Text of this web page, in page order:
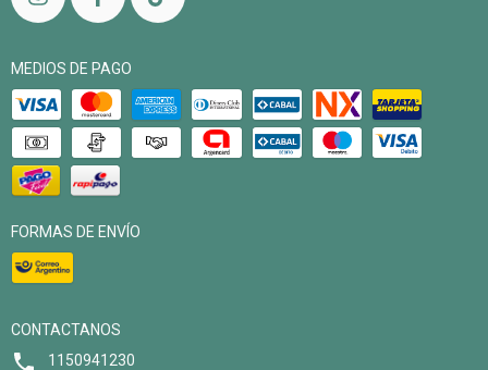
MEDIOS DE PAGO
FORMAS DE ENVÍO
CONTACTANOS
1150941230